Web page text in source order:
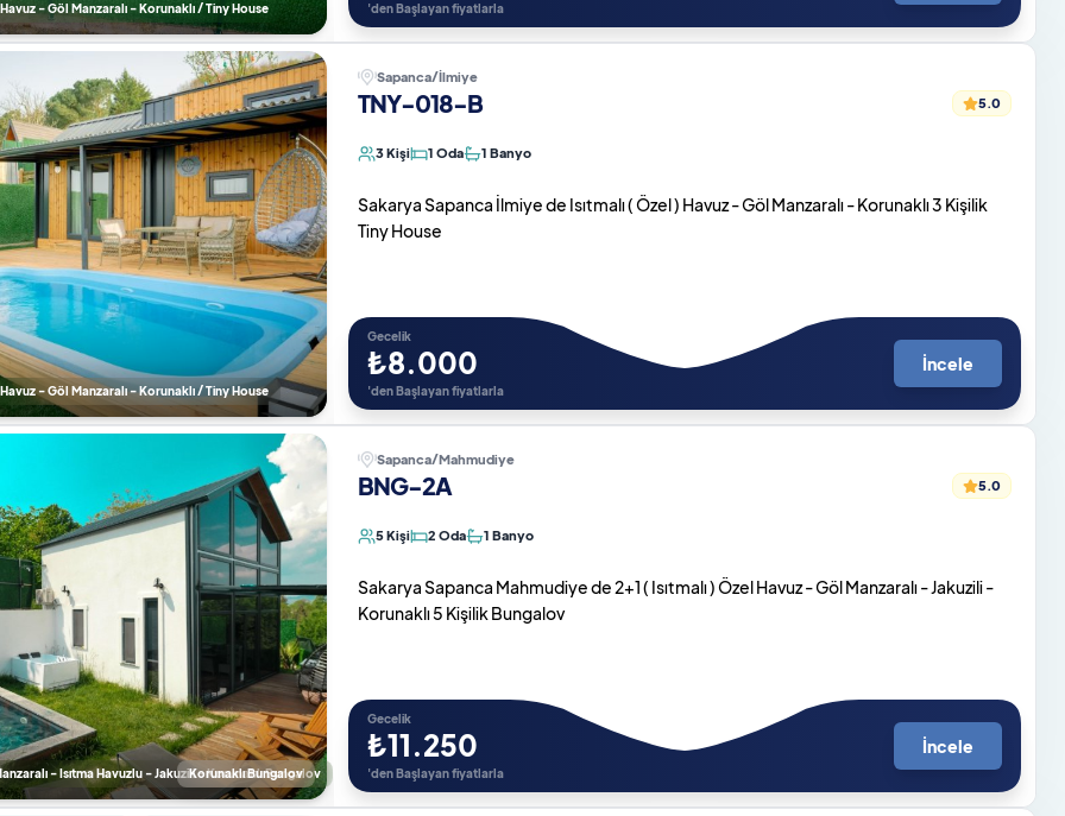
Havuz - Göl Manzaralı - Korunaklı / Tiny House 'den Başlayan fiyatlarla
Havuz - Göl Manzaralı - Korunaklı / Tiny House
Sapanca/İlmiye
TNY-018-B 5.0
3 Kişi 1 Oda 1 Banyo
Sakarya Sapanca İlmiye de Isıtmalı ( Özel ) Havuz - Göl Manzaralı - Korunaklı 3 Kişilik
Tiny House
Gecelik
₺8.000
'den Başlayan fiyatlarla
İncele
- Isıtma Havuzlu - Jakuzili - Korunaklı Bungalov
Korunaklı Bungalov
Sapanca/Mahmudiye
BNG-2A 5.0
5 Kişi 2 Oda 1 Banyo
Sakarya Sapanca Mahmudiye de 2+1 ( Isıtmalı ) Özel Havuz - Göl Manzaralı - Jakuzili -
Korunaklı 5 Kişilik Bungalov
Gecelik
₺11.250
'den Başlayan fiyatlarla
İncele